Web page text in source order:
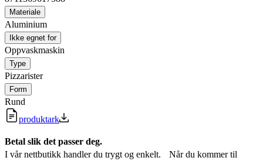
Materiale
Aluminium
Ikke egnet for
Oppvaskmaskin
Type
Pizzarister
Form
Rund
produktark
Betal slik det passer deg.
I vår nettbutikk handler du trygt og enkelt. Når du kommer til